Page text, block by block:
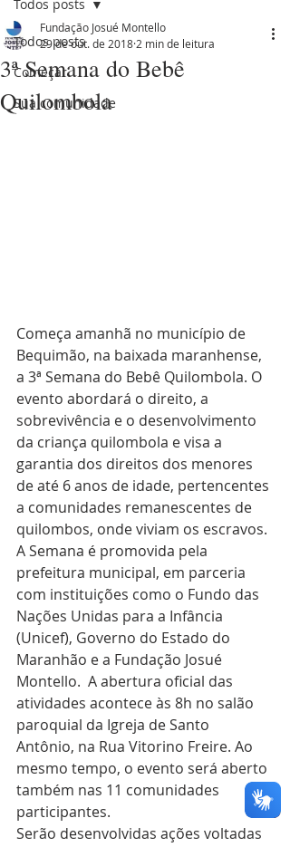
Todos posts
Começar
Sua comunidade
Todos posts
3ª Semana do Bebê
Quilombola
Fundação Josué Montello
29 de out. de 2018 2 min de leitura
Começa amanhã no município de
Bequimão, na baixada maranhense,
a 3ª Semana do Bebê Quilombola. O
evento abordará o direito, a
sobrevivência e o desenvolvimento
da criança quilombola e visa a
garantia dos direitos dos menores
de até 6 anos de idade, pertencentes
a comunidades remanescentes de
quilombos, onde viviam os escravos.
A Semana é promovida pela
prefeitura municipal, em parceria
com instituições como o Fundo das
Nações Unidas para a Infância
(Unicef), Governo do Estado do
Maranhão e a Fundação Josué
Montello.  A abertura oficial das
atividades acontece às 8h no salão
paroquial da Igreja de Santo
Antônio, na Rua Vitorino Freire. Ao
mesmo tempo, o evento será aberto
também nas 11 comunidades
participantes.
Serão desenvolvidas ações voltadas